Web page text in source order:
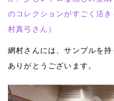
のコレクションがすごく活
村真弓さん）
網村さんには、サンプルを持
ありがとうございます。